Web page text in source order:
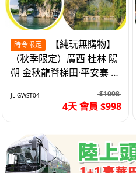
時令限定
（秋季限定）廣西 桂林 陽
朔 金秋龍脊梯田·平安寨 城
4天
JL-GWST04 $1098
4天 會員 $998